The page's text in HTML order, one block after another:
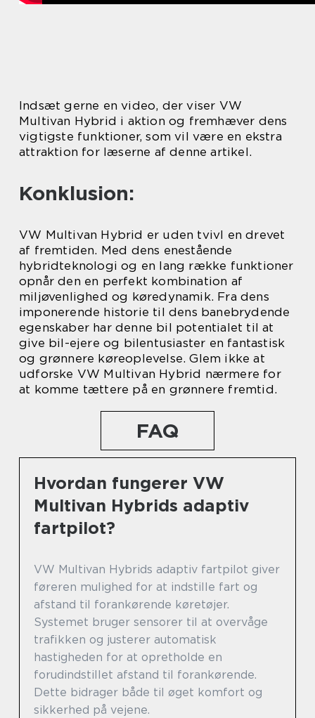
Indsæt gerne en video, der viser VW
Multivan Hybrid i aktion og fremhæver dens
vigtigste funktioner, som vil være en ekstra
attraktion for læserne af denne artikel.
Konklusion:
VW Multivan Hybrid er uden tvivl en drevet
af fremtiden. Med dens enestående
hybridteknologi og en lang række funktioner
opnår den en perfekt kombination af
miljøvenlighed og køredynamik. Fra dens
imponerende historie til dens banebrydende
egenskaber har denne bil potentialet til at
give bil-ejere og bilentusiaster en fantastisk
og grønnere køreoplevelse. Glem ikke at
udforske VW Multivan Hybrid nærmere for
at komme tættere på en grønnere fremtid.
FAQ
Hvordan fungerer VW
Multivan Hybrids adaptiv
fartpilot?
VW Multivan Hybrids adaptiv fartpilot giver
føreren mulighed for at indstille fart og
afstand til forankørende køretøjer.
Systemet bruger sensorer til at overvåge
trafikken og justerer automatisk
hastigheden for at opretholde en
forudindstillet afstand til forankørende.
Dette bidrager både til øget komfort og
sikkerhed på vejene.